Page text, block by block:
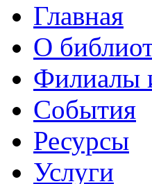
Главная
О
Филиалы
События
Ресурсы
Услуги